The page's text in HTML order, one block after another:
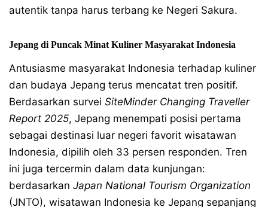
autentik tanpa harus terbang ke Negeri Sakura.
Jepang di Puncak Minat Kuliner Masyarakat Indonesia
Antusiasme masyarakat Indonesia terhadap kuliner
dan budaya Jepang terus mencatat tren positif.
Berdasarkan survei SiteMinder Changing Traveller
Report 2025, Jepang menempati posisi pertama
sebagai destinasi luar negeri favorit wisatawan
Indonesia, dipilih oleh 33 persen responden. Tren
ini juga tercermin dalam data kunjungan:
berdasarkan Japan National Tourism Organization
(JNTO), wisatawan Indonesia ke Jepang sepanjang